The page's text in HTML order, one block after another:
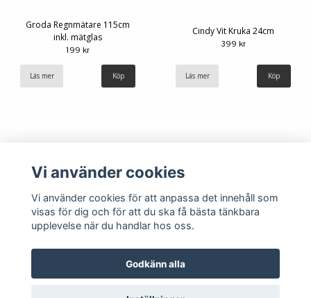
Groda Regnmätare 115cm
inkl. mätglas
199 kr
Läs mer
Cindy Vit Kruka 24cm
399 kr
Läs mer
Vi använder cookies
Vi använder cookies för att anpassa det innehåll som
visas för dig och för att du ska få bästa tänkbara
upplevelse när du handlar hos oss.
Godkänn alla